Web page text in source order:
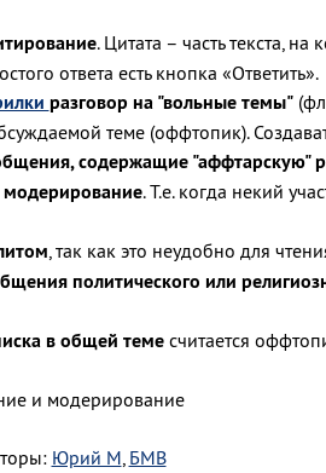
. Цитата – часть текста,
ответа есть кнопка «Ответить».
разговор на "вольные темы"
теме (оффтопик).
содержащие "аффтарскую"
. Т.е. когда некий
, так как это неудобно для
политического или
в общей темесчитается
и модерирование
Юрий М, БМВ